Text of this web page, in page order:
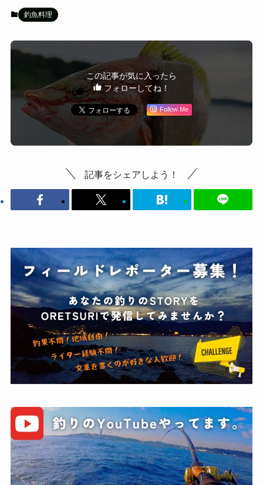
釣魚料理
この記事が気に入ったら
フォローしてね！
Follow Me
記事をシェアしよう！